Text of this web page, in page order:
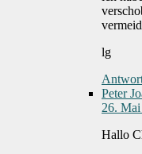
lg
Peter
26.
Hallo